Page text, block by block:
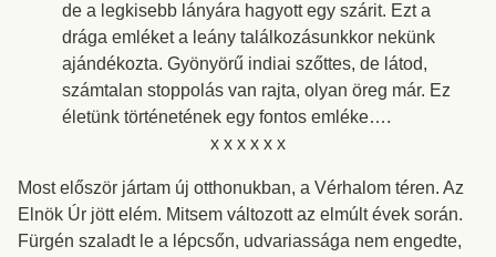
de a legkisebb lányára hagyott egy szárit. Ezt a
drága emléket a leány találkozásunkkor nekünk
ajándékozta. Gyönyörű indiai szőttes, de látod,
számtalan stoppolás van rajta, olyan öreg már. Ez
életünk történetének egy fontos emléke….
x x x x x x
Most először jártam új otthonukban, a Vérhalom téren. Az
Elnök Úr jött elém. Mitsem változott az elmúlt évek során.
Fürgén szaladt le a lépcsőn, udvariassága nem engedte,